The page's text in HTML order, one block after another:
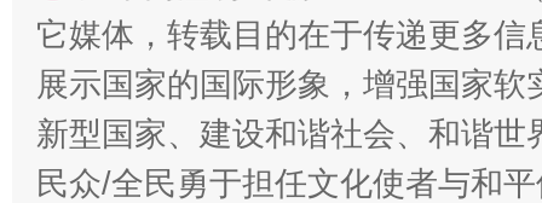
它媒体，转载目的在于传递更多
展示国家的国际形象，增强国家
新型国家、建设和谐社会、和谐
民众/全民勇于担任文化使者与和